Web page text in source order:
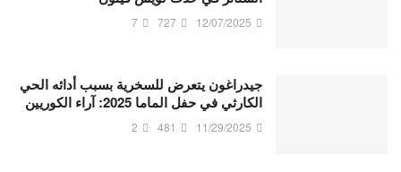
12/07/2025
727
7
جيدراغون يتعرض للسخرية بسبب أدائه الحي
الكارثي في حفل الماما 2025: آراء الكوريين
11/29/2025
481
2